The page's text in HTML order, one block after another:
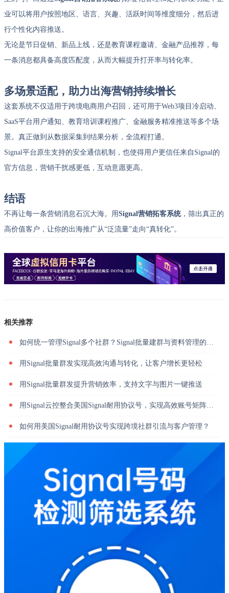
业可以将用户按照地区、语言、兴趣、活跃时间等维度细分，然后进
行个性化内容推送。
无论是节日促销、新品上线，还是教育课程邀请、金融产品推荐，每
一条消息都具备高度匹配度，从而大幅提升打开率与转化率。
多场景适配，助力出海营销持续增长
这套系统不仅适用于跨境电商用户召回，还可用于Web3项目冷启动、
SaaS平台用户通知、教育培训课程推广、金融服务精准推送等多个场
景。真正做到从数据采集到结果分析，全流程打通。
Signal平台原生支持的安全通信机制，也使得用户更信任来自Signal的
官方信息，营销干扰感更低，互动意愿更高。
结语
不再让每一条营销消息石沉大海。用Signal营销拓客系统，筛出真正的
高价值客户，让你的出海推广从“泛流量”走向“真转化”。
相关推荐
如何统一管理Signal多个社群？Signal批量建群与资料管理的高效方法
用Signal批量群发实现高效沟通与转化，让客户增长更轻松
用Signal批量群发提升营销效率，支持文字与图片一键推送
用Signal云控整合美国Signal耐用协议号，实现高效账号矩阵管理
如何用美国Signal耐用协议号实现跨境社群引流与客户管理？